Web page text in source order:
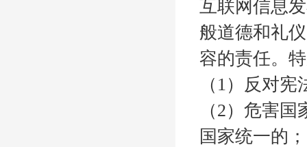
互联网信息
般道德和礼
容的责任。
（1）反对
（2）危害
国家统一的；